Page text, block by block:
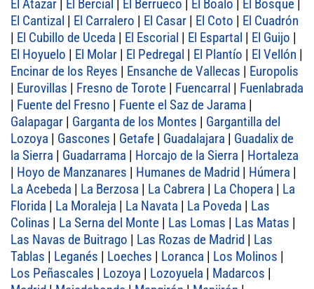
El Atazar | El Bercial | El Berrueco | El Boalo | El Bosque |
El Cantizal | El Carralero | El Casar | El Coto | El Cuadrón
| El Cubillo de Uceda | El Escorial | El Espartal | El Guijo |
El Hoyuelo | El Molar | El Pedregal | El Plantío | El Vellón |
Encinar de los Reyes | Ensanche de Vallecas | Europolis
| Eurovillas | Fresno de Torote | Fuencarral | Fuenlabrada
| Fuente del Fresno | Fuente el Saz de Jarama |
Galapagar | Garganta de los Montes | Gargantilla del
Lozoya | Gascones | Getafe | Guadalajara | Guadalix de
la Sierra | Guadarrama | Horcajo de la Sierra | Hortaleza
| Hoyo de Manzanares | Humanes de Madrid | Húmera |
La Acebeda | La Berzosa | La Cabrera | La Chopera | La
Florida | La Moraleja | La Navata | La Poveda | Las
Colinas | La Serna del Monte | Las Lomas | Las Matas |
Las Navas de Buitrago | Las Rozas de Madrid | Las
Tablas | Leganés | Loeches | Loranca | Los Molinos |
Los Peñascales | Lozoya | Lozoyuela | Madarcos |